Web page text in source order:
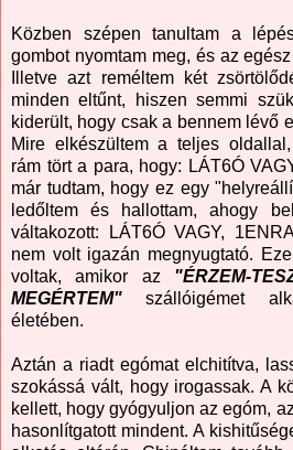
Közben szépen tanultam a
gombot nyomtam meg, és az
Illetve azt reméltem két
minden eltűnt, hiszen semmi
kiderült, hogy csak a bennem lévő
Mire elkészültem a teljes
rám tört a para, hogy: LÁT6Ó
már tudtam, hogy ez egy
ledőltem és hallottam, ahogy
váltakozott: LÁT6Ó VAGY,
nem volt igazán megnyugtató.
voltak, amikor az "ÉRZEM-
MEGÉRTEM"szállóigémet
életében.
Aztán a riadt egómat elchitítva,
szokássá vált, hogy irogassak. A
kellett, hogy gyógyuljon az egóm,
hasonlítgatott mindent. A